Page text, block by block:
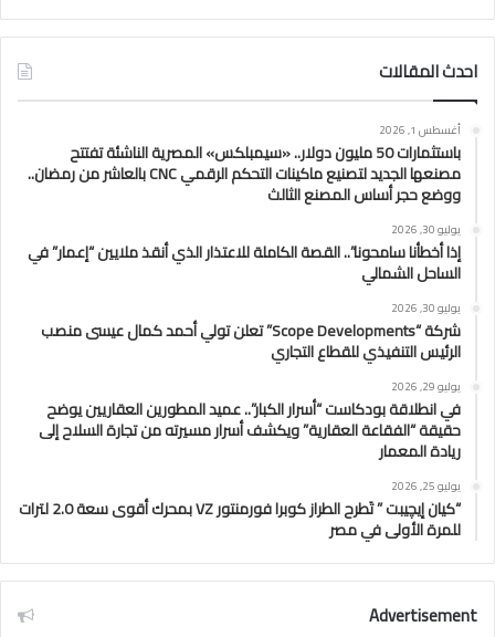
احدث المقالات
أغسطس 1, 2026
باستثمارات 50 مليون دولار.. «سيمبلكس» المصرية الناشئة تفتتح
مصنعها الجديد لتصنيع ماكينات التحكم الرقمي CNC بالعاشر من رمضان..
ووضع حجر أساس المصنع الثالث
يوليو 30, 2026
إذا أخطأنا سامحونا”.. القصة الكاملة للاعتذار الذي أنقذ ملايين “إعمار” في
الساحل الشمالي
يوليو 30, 2026
شركة “Scope Developments” تعلن تولي أحمد كمال عيسى منصب
الرئيس التنفيذي للقطاع التجاري
يوليو 29, 2026
في انطلاقة بودكاست “أسرار الكبار”.. عميد المطورين العقاريين يوضح
حقيقة “الفقاعة العقارية” ويكشف أسرار مسيرته من تجارة السلاح إلى
ريادة المعمار
يوليو 25, 2026
“كيان إيچيبت ” تَطرح الطراز كوبرا فورمنتور VZ بمحرك أقوى سعة 2.0 لترات
للمرة الأولى في مصر
Advertisement